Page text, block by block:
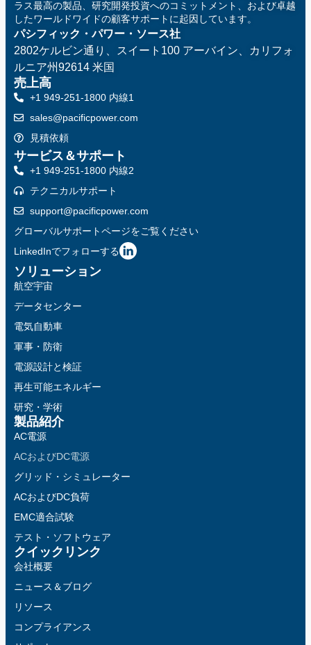
ラス最高の製品、研究開発投資へのコミットメント、および卓越
したワールドワイドの顧客サポートに起因しています。
パシフィック・パワー・ソース社
2802ケルビン通り、スイート100 アーバイン、カリフォ
ルニア州92614 米国
ソリューション
航空宇宙
データセンター
電気自動車
軍事・防衛
電源設計と検証
再生可能エネルギー
研究・学術
製品紹介
AC電源
ACおよびDC電源
グリッド・シミュレーター
ACおよびDC負荷
EMC適合試験
テスト・ソフトウェア
クイックリンク
会社概要
ニュース＆ブログ
リソース
コンプライアンス
売上高
+1 949-251-1800 内線1
sales@pacificpower.com
見積依頼
サービス＆サポート
+1 949-251-1800 内線2
テクニカルサポート
support@pacificpower.com
グローバルサポートページをご覧ください
LinkedInでフォローする